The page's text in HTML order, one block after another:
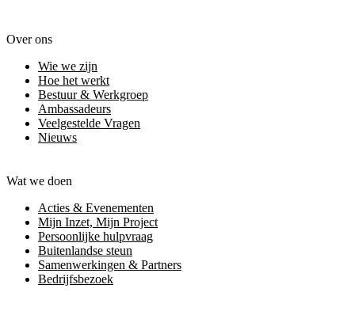
Over ons
Wie we zijn
Hoe het werkt
Bestuur & Werkgroep
Ambassadeurs
Veelgestelde Vragen
Nieuws
Wat we doen
Acties & Evenementen
Mijn Inzet, Mijn Project
Persoonlijke hulpvraag
Buitenlandse steun
Samenwerkingen & Partners
Bedrijfsbezoek